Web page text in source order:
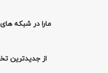
مارا در شبکه
از جدیدترین